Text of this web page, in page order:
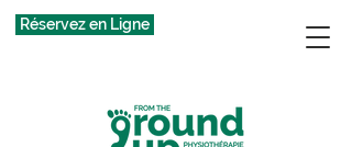
Réservez en Ligne